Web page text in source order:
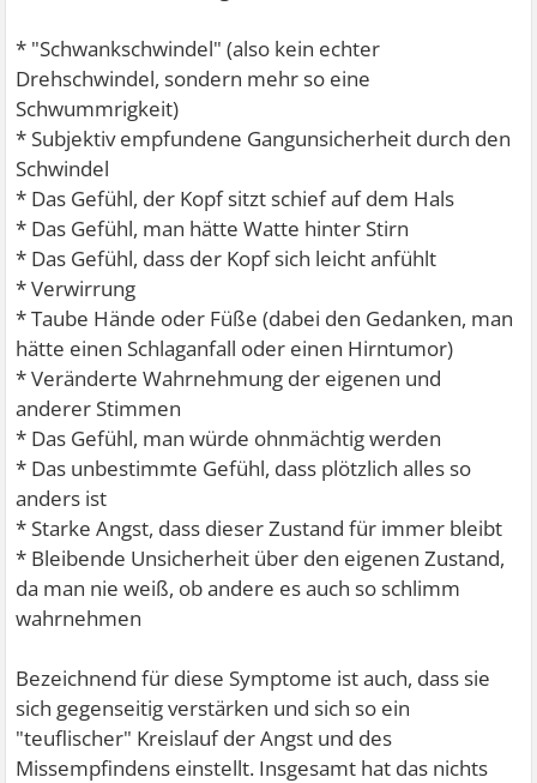
* "Schwankschwindel" (also kein echter
Drehschwindel, sondern mehr so eine
Schwummrigkeit)
* Subjektiv empfundene Gangunsicherheit durch den
Schwindel
* Das Gefühl, der Kopf sitzt schief auf dem Hals
* Das Gefühl, man hätte Watte hinter Stirn
* Das Gefühl, dass der Kopf sich leicht anfühlt
* Verwirrung
* Taube Hände oder Füße (dabei den Gedanken, man
hätte einen Schlaganfall oder einen Hirntumor)
* Veränderte Wahrnehmung der eigenen und
anderer Stimmen
* Das Gefühl, man würde ohnmächtig werden
* Das unbestimmte Gefühl, dass plötzlich alles so
anders ist
* Starke Angst, dass dieser Zustand für immer bleibt
* Bleibende Unsicherheit über den eigenen Zustand,
da man nie weiß, ob andere es auch so schlimm
wahrnehmen
Bezeichnend für diese Symptome ist auch, dass sie
sich gegenseitig verstärken und sich so ein
"teuflischer" Kreislauf der Angst und des
Missempfindens einstellt. Insgesamt hat das nichts